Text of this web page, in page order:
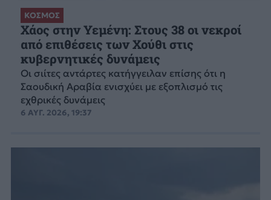
ΚΟΣΜΟΣ
Χάος στην Υεμένη: Στους 38 οι νεκροί
από επιθέσεις των Χούθι στις
κυβερνητικές δυνάμεις
Οι σιίτες αντάρτες κατήγγειλαν επίσης ότι η
Σαουδική Αραβία ενισχύει με εξοπλισμό τις
εχθρικές δυνάμεις
6 ΑΥΓ. 2026, 19:37